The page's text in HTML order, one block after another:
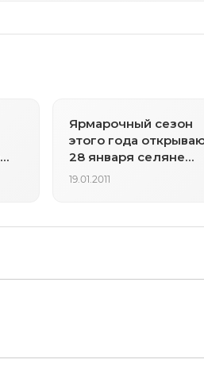
Ярмарочный сезон
этого года
28 января селяне
Кузбасса
19.01.2011